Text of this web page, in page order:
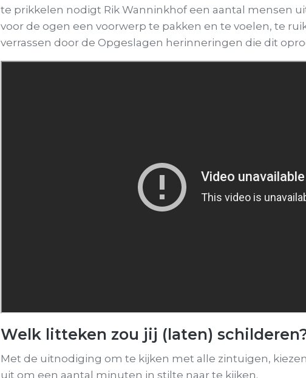
te prikkelen nodigt Rik Wanninkhof een aantal mensen
voor de ogen een voorwerp te pakken en te voelen, te
verrassen door de Opgeslagen herinneringen die dit
Welk litteken zou jij (laten)
Met de uitnodiging om te kijken met alle zintuigen,
uit om een aantal minuten in stilte naar te kijken.